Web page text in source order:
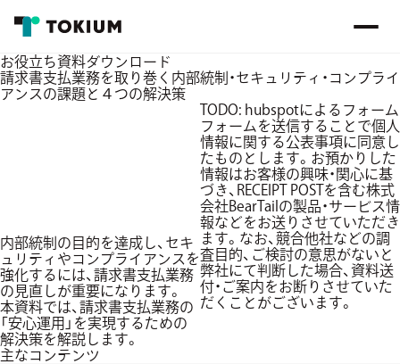
お役立ち資料ダウンロード
請求書支払業務を取り巻く内部統制・セキュリティ・コンプライ
アンスの課題と４つの解決策
内部統制の目的を達成し、セキ
ュリティやコンプライアンスを
強化するには、請求書支払業務
の見直しが重要になります。
本資料では、請求書支払業務の
「安心運用」を実現するための
解決策を解説します。
主なコンテンツ
TODO: hubspotによるフォーム
フォームを送信することで個人
情報に関する公表事項に同意し
たものとします。お預かりした
情報はお客様の興味・関心に基
づき、RECEIPT POSTを含む株式
会社BearTailの製品・サービス情
報などをお送りさせていただき
ます。なお、競合他社などの調
査目的、ご検討の意思がないと
弊社にて判断した場合、資料送
付・ご案内をお断りさせていた
だくことがございます。